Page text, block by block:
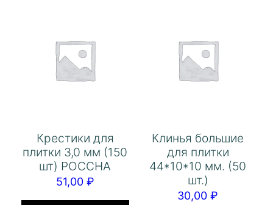
Крестики для
плитки 3,0 мм (150
шт) РОССНА
51,00 ₽
Клинья большие
для плитки
44*10*10 мм. (50
шт.)
30,00₽